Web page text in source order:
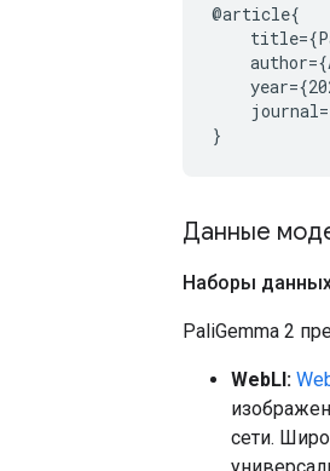
@article{
Данные
Наборы
PaliGemma 2
WebLI:
сети.